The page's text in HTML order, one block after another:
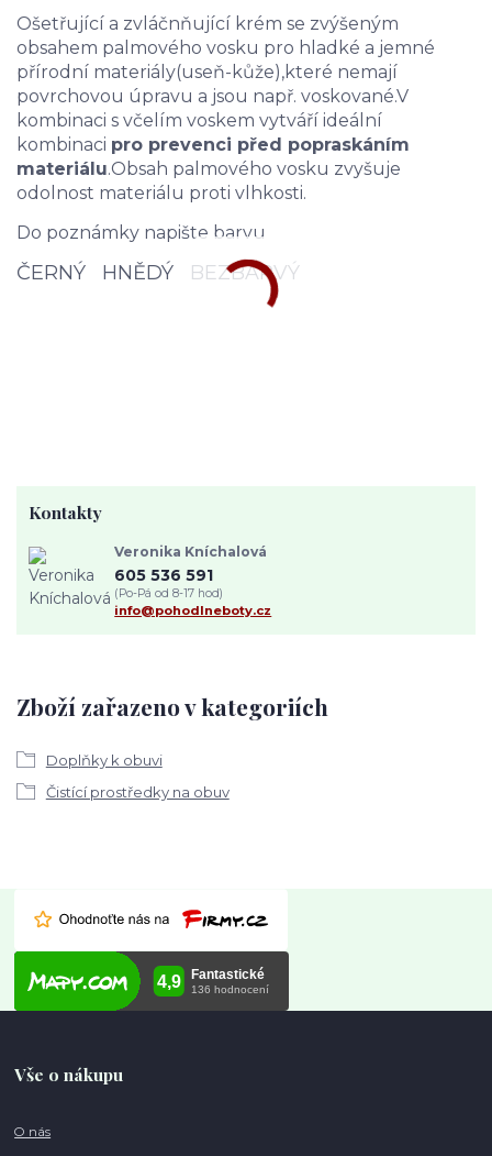
Ošetřující a zvláčnňující krém se zvýšeným
obsahem palmového vosku pro hladké a jemné
přírodní materiály(useň-kůže),které nemají
povrchovou úpravu a jsou např. voskované.V
kombinaci s včelím voskem vytváří ideální
kombinaci pro prevenci před popraskáním
materiálu.Obsah palmového vosku zvyšuje
odolnost materiálu proti vlhkosti.
Do poznámky napište barvu
ČERNÝ HNĚDÝ BEZBARVÝ
Zboží zařazeno v kategoriích
Doplňky k obuvi
Čistící prostředky na obuv
Kontakty
Veronika Kníchalová
605 536 591
(Po-Pá od 8-17 hod)
info@pohodlneboty.cz
Vše o nákupu
O nás